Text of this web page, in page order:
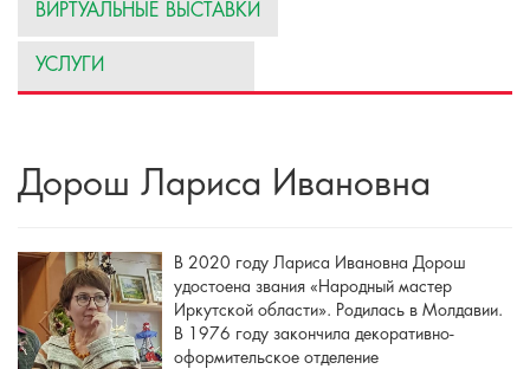
ВИРТУАЛЬНЫЕ ВЫСТАВКИ
УСЛУГИ
Дорош Лариса Ивановна
В 2020 году Лариса Ивановна Дорош
удостоена звания «Народный мастер
Иркутской области». Родилась в Молдавии.
В 1976 году закончила декоративно-
оформительское отделение